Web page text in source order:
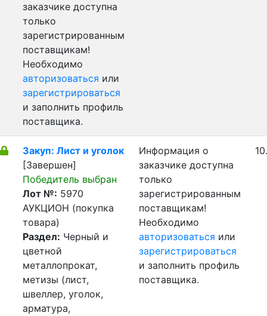
заказчике доступна
только
зарегистрированным
поставщикам!
Необходимо
авторизоваться или
зарегистрироваться
и заполнить профиль
поставщика.
Закуп: Лист и уголок
[Завершен]
Победитель выбран
Лот №: 5970
АУКЦИОН (покупка
товара)
Раздел: Черный и
цветной
металлопрокат,
метизы (лист,
швеллер, уголок,
арматура,
Информация о
заказчике доступна
только
зарегистрированным
поставщикам!
Необходимо
авторизоваться или
зарегистрироваться
и заполнить профиль
поставщика.